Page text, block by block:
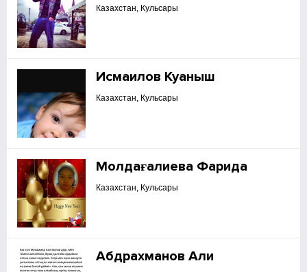
Казахстан, Кульсары
Исмаилов Куаныш
Казахстан, Кульсары
Молдағалиева Фарида
Казахстан, Кульсары
Абдрахманов Али